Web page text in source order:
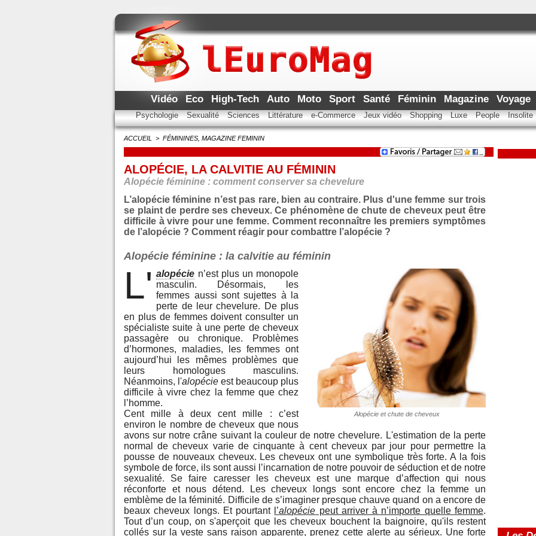
Vidéo Eco High-Tech Auto Moto Sport Santé Féminin Magazine Voyage
Psychologie Sexualité Sciences Littérature e-Commerce Jeux vidéo Shopping Luxe People Insolite
ACCUEIL > FÉMININES, MAGAZINE FEMININ
ALOPÉCIE, LA CALVITIE AU FÉMININ
Alopécie féminine : comment conserver sa chevelure
L’alopécie féminine n’est pas rare, bien au contraire. Plus d'une femme sur trois
se plaint de perdre ses cheveux. Ce phénomène de chute de cheveux peut être
difficile à vivre pour une femme. Comment reconnaître les premiers symptômes
de l’alopécie ? Comment réagir pour combattre l’alopécie ?
Alopécie féminine : la calvitie au féminin
Alopécie et chute de cheveux
L' alopécie n’est plus un monopole
masculin. Désormais, les
femmes aussi sont sujettes à la
perte de leur chevelure. De plus
en plus de femmes doivent consulter un
spécialiste suite à une perte de cheveux
passagère ou chronique. Problèmes
d’hormones, maladies, les femmes ont
aujourd’hui les mêmes problèmes que
leurs homologues masculins.
Néanmoins, l'alopécie est beaucoup plus
difficile à vivre chez la femme que chez
l’homme.
Cent mille à deux cent mille : c’est
environ le nombre de cheveux que nous
avons sur notre crâne suivant la couleur de notre chevelure. L'estimation de la perte
normal de cheveux varie de cinquante à cent cheveux par jour pour permettre la
pousse de nouveaux cheveux. Les cheveux ont une symbolique très forte. A la fois
symbole de force, ils sont aussi l’incarnation de notre pouvoir de séduction et de notre
sexualité. Se faire caresser les cheveux est une marque d’affection qui nous
réconforte et nous détend. Les cheveux longs sont encore chez la femme un
emblème de la féminité. Difficile de s’imaginer presque chauve quand on a encore de
beaux cheveux longs. Et pourtant l’alopécie peut arriver à n’importe quelle femme.
Tout d’un coup, on s'aperçoit que les cheveux bouchent la baignoire, qu'ils restent
collés sur la veste sans raison apparente, prenez cette alerte au sérieux. Une forte